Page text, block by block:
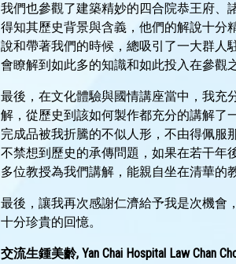
我們也參觀了建築精妙的四合院恭王府、
得知其歷史背景與含義，他們的解說十分
說和帶著我們的時候，總吸引了一大群人
會瞭解到如此多的知識和如此投入在參觀之
最後，在文化體驗與國情講座當中，我充
解，從歷史到該如何製作都充分的講解了
完成品被我折騰的不似人形，不由得佩服
不禁想到歷史的承傳問題，如果在若干年
多位教授為我們講解，能親自坐在清華的
最後，讓我再次感謝仁濟給予我是次機會
十分珍貴的回憶。
交流生鍾美齡, Yan Chai Hospital Law Chan